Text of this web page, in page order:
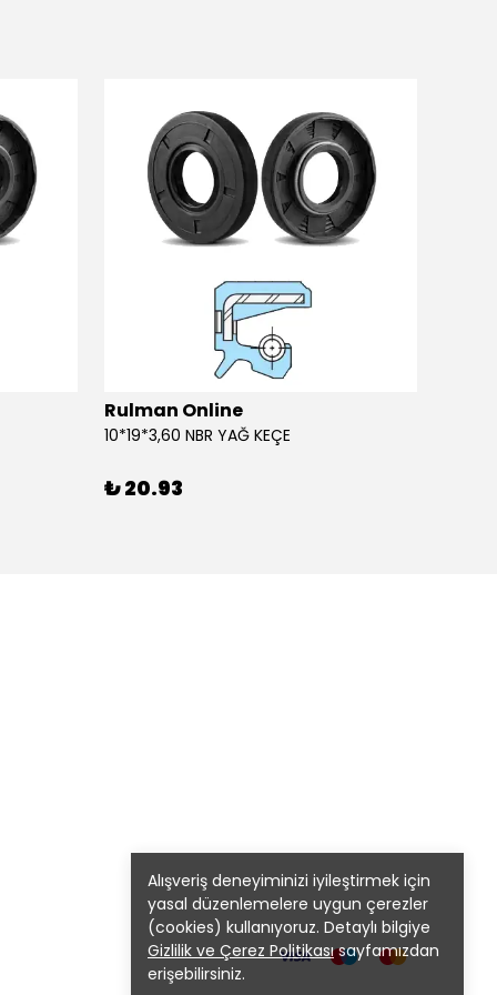
Alışveriş deneyiminizi iyileştirmek için
yasal düzenlemelere uygun çerezler
(cookies) kullanıyoruz. Detaylı bilgiye
Gizlilik ve Çerez Politikasısayfamızdan
erişebilirsiniz.
Rulman Online
10*19*3,60 NBR YAĞ KEÇE
₺ 20.93